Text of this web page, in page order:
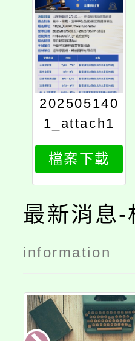
202505140
1_attach1
檔案下載
最新消息-
information